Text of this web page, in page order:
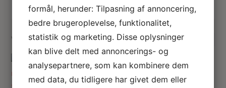
søger
her
Viser 4 resultaterSorteret
efter
seneste
formål, herunder: Tilpasning af annoncering,
bedre brugeroplevelse, funktionalitet,
statistik og marketing. Disse oplysninger
kan blive delt med annoncerings- og
analysepartnere, som kan kombinere dem
med data, du tidligere har givet dem eller